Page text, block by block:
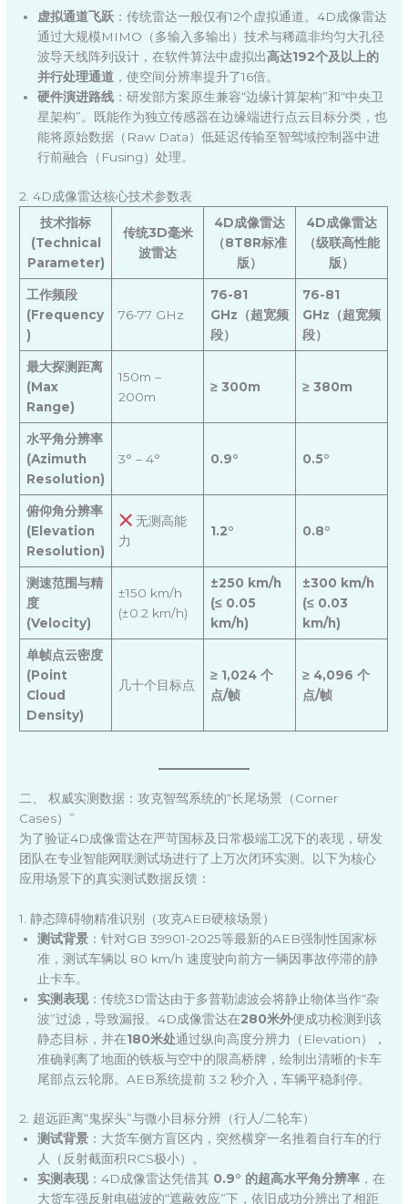
虚拟通道飞跃 ：传统雷达一般仅有12个虚拟通道。4D成像雷达
通过大规模MIMO（多输入多输出）技术与稀疏非均匀大孔径
波导天线阵列设计，在软件算法中虚拟出高达192个及以上的
并行处理通道 ，使空间分辨率提升了16倍。
硬件演进路线 ：研发部方案原生兼容“边缘计算架构”和“中央卫
星架构”。既能作为独立传感器在边缘端进行点云目标分类，也
能将原始数据（Raw Data）低延迟传输至智驾域控制器中进
行前融合（Fusing）处理。
2. 4D成像雷达核心技术参数表
技术指标
(Technical
Parameter)
传统3D毫米
波雷达
4D成像雷达
（8T8R标准
版）
4D成像雷达
（级联高性能
版）
工作频段
(Frequency
)
76-77 GHz
76-81
GHz（超宽频
段）
76-81
GHz（超宽频
段）
最大探测距离
(Max
Range)
150m –
200m
≥ 300m ≥ 380m
水平角分辨率
(Azimuth
Resolution)
3° – 4° 0.9° 0.5°
俯仰角分辨率
(Elevation
Resolution)
无测高能
力
1.2° 0.8°
测速范围与精
度
(Velocity)
±150 km/h
(±0.2 km/h)
±250 km/h
(≤ 0.05
km/h)
±300 km/h
(≤ 0.03
km/h)
单帧点云密度
(Point
Cloud
Density)
几十个目标点
≥ 1,024 个
点/帧
≥ 4,096 个
点/帧
二、 权威实测数据：攻克智驾系统的“长尾场景（Corner
Cases）”
为了验证4D成像雷达在严苛国标及日常极端工况下的表现，研发
团队在专业智能网联测试场进行了上万次闭环实测。以下为核心
应用场景下的真实测试数据反馈：
1. 静态障碍物精准识别（攻克AEB硬核场景）
测试背景 ：针对GB 39901-2025等最新的AEB强制性国家标
准，测试车辆以 80 km/h 速度驶向前方一辆因事故停滞的静
止卡车。
实测表现：传统3D雷达由于多普勒滤波会将静止物体当作“杂
波”过滤，导致漏报。4D成像雷达在280米外便成功检测到该
静态目标，并在180米处通过纵向高度分辨力（Elevation），
准确剥离了地面的铁板与空中的限高桥牌，绘制出清晰的卡车
尾部点云轮廓。AEB系统提前 3.2 秒介入，车辆平稳刹停。
2. 超远距离“鬼探头”与微小目标分辨（行人/二轮车）
测试背景 ：大货车侧方盲区内，突然横穿一名推着自行车的行
人（反射截面积RCS极小）。
实测表现：4D成像雷达凭借其 0.9° 的超高水平角分辨率 ，在
大货车强反射电磁波的“遮蔽效应”下，依旧成功分辨出了相距